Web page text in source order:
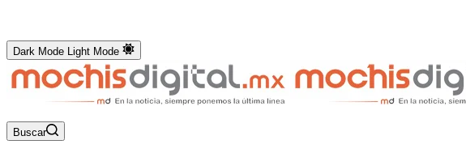
Dark Mode Light Mode
Buscar